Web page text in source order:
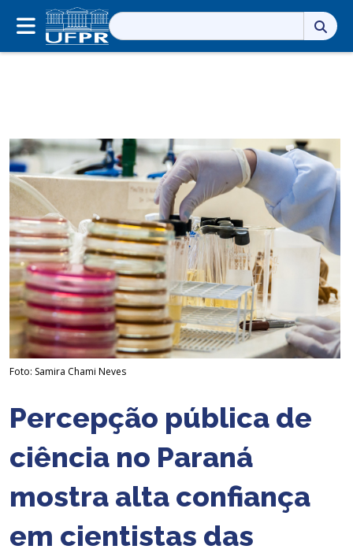
Pesquisar
por:
Foto: Samira Chami Neves
Percepção pública de
ciência no Paraná
mostra alta confiança
em cientistas das